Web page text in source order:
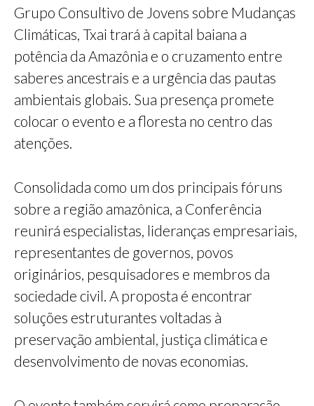
Grupo Consultivo de Jovens sobre Mudanças
Climáticas, Txai trará à capital baiana a
potência da Amazônia e o cruzamento entre
saberes ancestrais e a urgência das pautas
ambientais globais. Sua presença promete
colocar o evento e a floresta no centro das
atenções.
Consolidada como um dos principais fóruns
sobre a região amazônica, a Conferência
reunirá especialistas, lideranças empresariais,
representantes de governos, povos
originários, pesquisadores e membros da
sociedade civil. A proposta é encontrar
soluções estruturantes voltadas à
preservação ambiental, justiça climática e
desenvolvimento de novas economias.